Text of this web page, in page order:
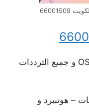
بين سبورت – MBC – شوتايم – OSN و جميع الترددات
– هوتبيرد و